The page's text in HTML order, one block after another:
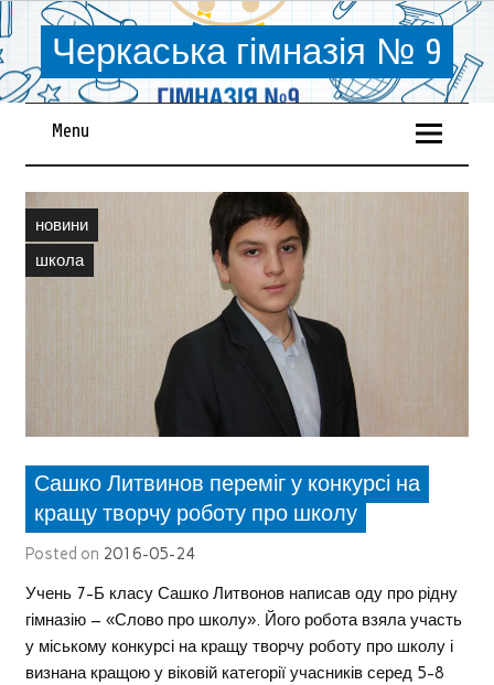
Черкаська гімназія № 9
Menu
новини
школа
Сашко Литвинов переміг у конкурсі на
кращу творчу роботу про школу
Posted on 2016-05-24
Учень 7-Б класу Сашко Литвонов написав оду про рідну
гімназію – «Слово про школу». Його робота взяла участь
у міському конкурсі на кращу творчу роботу про школу і
визнана кращою у віковій категорії учасників серед 5-8